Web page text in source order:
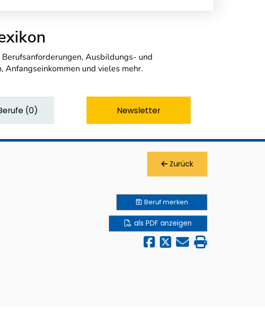
Ausbildungs- und
und vieles mehr.
(0) Newsletter
Zurück
Berufmerken
als PDF anzeigen